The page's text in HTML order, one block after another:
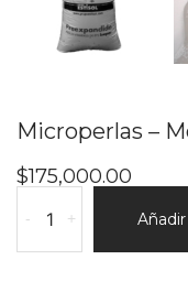
Microperlas –
$175,000.00
-
Modelo
+